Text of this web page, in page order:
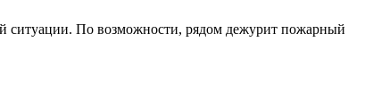
ситуации. По возможности, рядом дежурит пожарный